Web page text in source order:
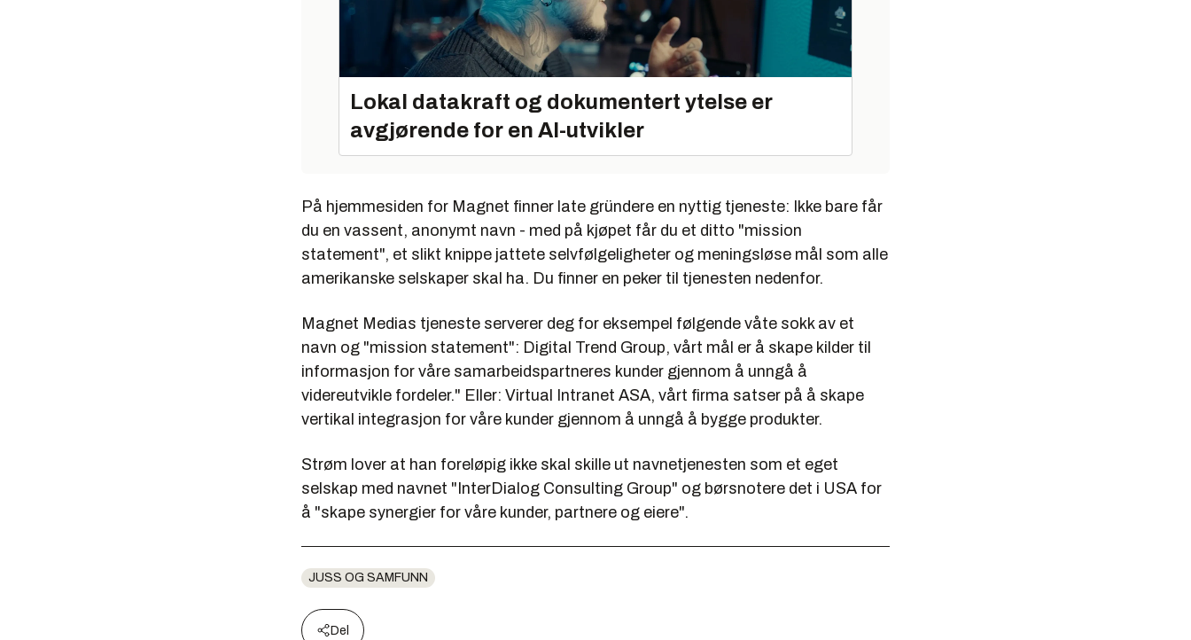
Lokal datakraft og dokumentert ytelse er
avgjørende for en AI-utvikler
På hjemmesiden for Magnet finner late gründere en nyttig tjeneste: Ikke bare får
du en vassent, anonymt navn - med på kjøpet får du et ditto "mission
statement", et slikt knippe jattete selvfølgeligheter og meningsløse mål som alle
amerikanske selskaper skal ha. Du finner en peker til tjenesten nedenfor.
Magnet Medias tjeneste serverer deg for eksempel følgende våte sokk av et
navn og "mission statement": Digital Trend Group, vårt mål er å skape kilder til
informasjon for våre samarbeidspartneres kunder gjennom å unngå å
videreutvikle fordeler." Eller: Virtual Intranet ASA, vårt firma satser på å skape
vertikal integrasjon for våre kunder gjennom å unngå å bygge produkter.
Strøm lover at han foreløpig ikke skal skille ut navnetjenesten som et eget
selskap med navnet "InterDialog Consulting Group" og børsnotere det i USA for
å "skape synergier for våre kunder, partnere og eiere".
JUSS OG SAMFUNN
Del